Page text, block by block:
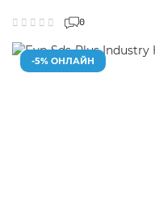
0
-5% ОНЛАЙН